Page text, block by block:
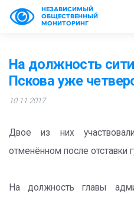
НЕЗАВИСИМЫЙ
ОБЩЕСТВЕННЫЙ
МОНИТОРИНГ
На должность
Пскова уже
10.11.2017
Двое из них
отменённом после отставки
На должность главы